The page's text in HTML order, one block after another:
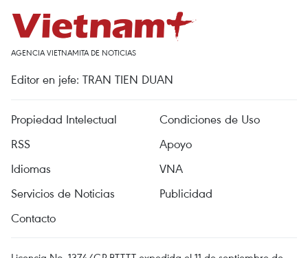
AGENCIA VIETNAMITA DE NOTICIAS
Editor en jefe: TRAN TIEN DUAN
Propiedad Intelectual
Condiciones de Uso
RSS
Apoyo
Idiomas
VNA
Servicios de Noticias
Publicidad
Contacto